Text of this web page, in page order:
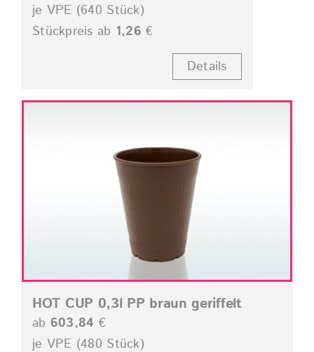
je VPE (640 Stück)
Stückpreis ab 1,26 €
Details
HOT CUP 0,3l PP braun geriffelt
ab 603,84 €
je VPE (480 Stück)